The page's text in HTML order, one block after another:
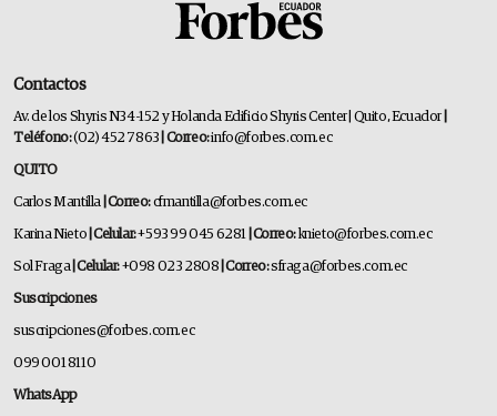
Contactos
Av. de los Shyris N34-152 y Holanda Edificio Shyris Center | Quito, Ecuador
Teléfono:(02) 452 7863 | Correo:info@forbes.com.ec
QUITO
Carlos Mantilla | Correo:cfmantilla@forbes.com.ec
Karina Nieto | Celular:+593 99 045 6281 | Correo:knieto@forbes.com.ec
Sol Fraga| Celular:+098 023 2808 | Correo:sfraga@forbes.com.ec
Suscripciones
suscripciones@forbes.com.ec
099 001 8110
WhatsApp